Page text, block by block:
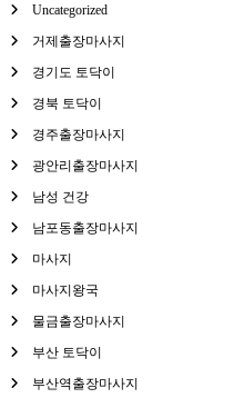
Uncategorized
거제출장마사지
경기도 토닥이
경북 토닥이
경주출장마사지
광안리출장마사지
남성 건강
남포동출장마사지
마사지
마사지왕국
물금출장마사지
부산 토닥이
부산역출장마사지